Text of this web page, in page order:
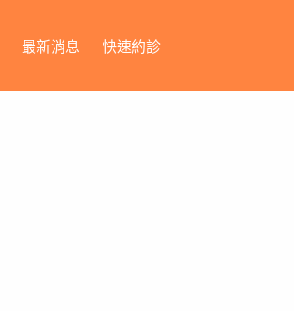
最新消息 快速約診